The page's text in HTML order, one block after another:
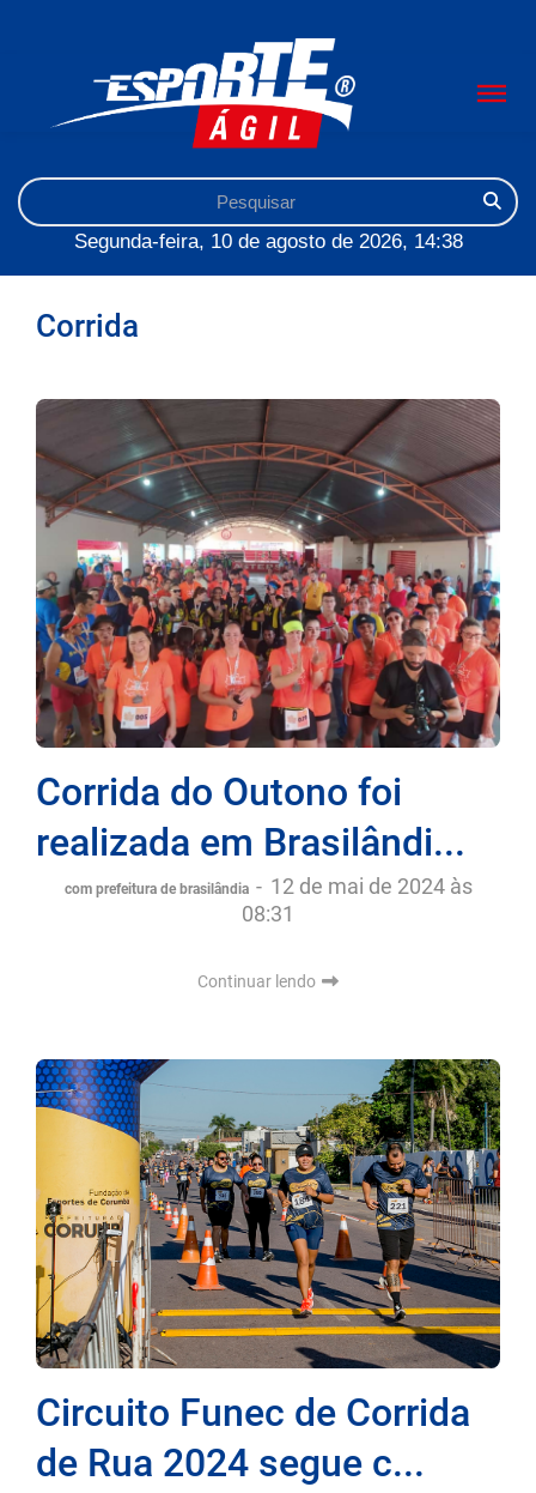
Segunda-feira, 10 de agosto de 2026, 14:38
Corrida
Corrida do Outono foi
realizada em Brasilândi...
com prefeitura de brasilândia - 12 de mai de 2024 às
08:31
Continuar lendo
Circuito Funec de Corrida
de Rua 2024 segue c...